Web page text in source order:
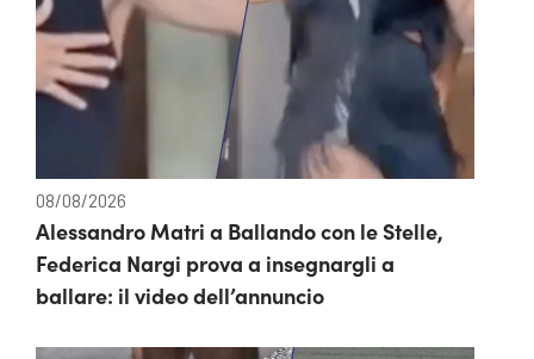
08/08/2026
Alessandro Matri a Ballando con le Stelle,
Federica Nargi prova a insegnargli a
ballare: il video dell’annuncio